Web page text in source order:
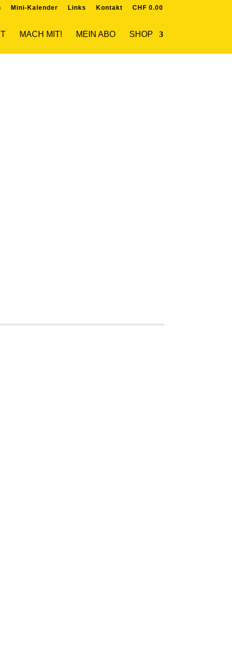
Mini-Kalender Links Kontakt CHF 0.00
MACH MIT! MEIN ABO SHOP